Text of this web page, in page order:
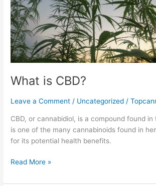
What is CBD?
Leave a Comment / Uncategorized /
CBD, or cannabidiol, is a compound found
is one of the many cannabinoids found in
for its potential health benefits.
Read More »